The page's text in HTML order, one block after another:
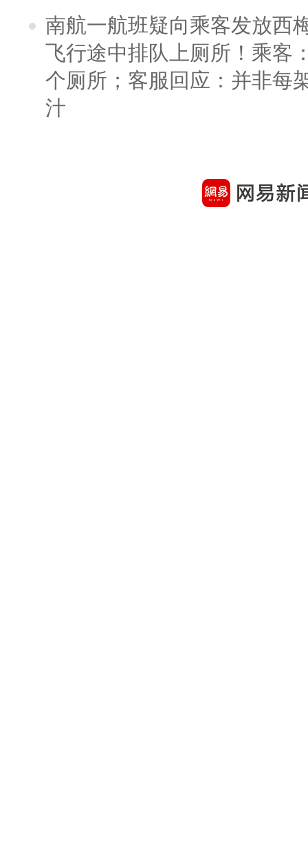
南航一航班疑向乘客发放西
飞行途中排队上厕所！乘客
个厕所；客服回应：并非每
汁